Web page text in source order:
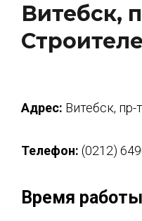
Витебск,
Адрес: Витебск, пр-
Телефон: (0212)
Время